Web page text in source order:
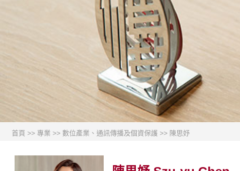
首頁 >> 專業 >> 數位產業、通訊傳播及個資保護 >> 陳思妤